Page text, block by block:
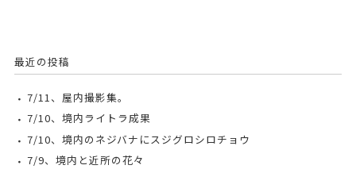
最近の投稿
7/11、屋内撮影集。
7/10、境内ライトラ成果
7/10、境内のネジバナにスジグロシロチョウ
7/9、境内と近所の花々